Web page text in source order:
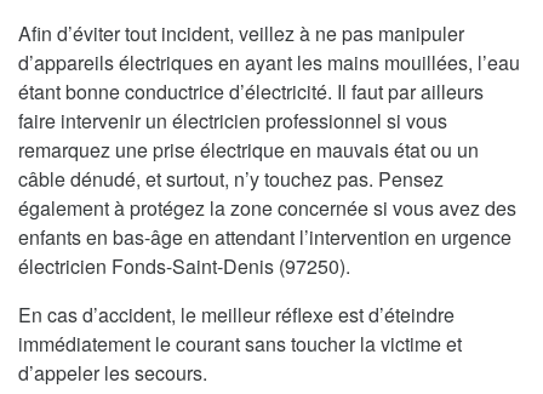
Afin d’éviter tout incident, veillez à ne pas manipuler
d’appareils électriques en ayant les mains mouillées, l’eau
étant bonne conductrice d’électricité. Il faut par ailleurs
faire intervenir un électricien professionnel si vous
remarquez une prise électrique en mauvais état ou un
câble dénudé, et surtout, n’y touchez pas. Pensez
également à protégez la zone concernée si vous avez des
enfants en bas-âge en attendant l’intervention en urgence
électricien Fonds-Saint-Denis (97250).
En cas d’accident, le meilleur réflexe est d’éteindre
immédiatement le courant sans toucher la victime et
d’appeler les secours.